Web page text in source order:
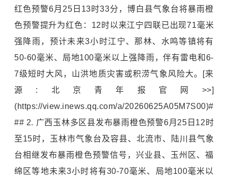
红色预警6月25日13时33分，博白县气象台将暴雨橙
色预警提升为红色：12时以来江宁四联已出现71毫米
强降雨，预计未来3小时江宁、那林、水鸣等镇将有
50-60毫米、局地100毫米以上强降雨，伴有雷电和6-
7级短时大风，山洪地质灾害或积涝气象风险大。[来
源:北京青年报官网>>]
(https://view.inews.qq.com/a/20260625A05M7S00)#
## 2. 广西玉林多区县发布暴雨橙色预警6月25日12时
至15时，玉林市气象台及容县、北流市、陆川县气象
台相继发布暴雨橙色预警信号，兴业县、玉州区、福
绵区等地未来3小时将有30-70毫米、局地100毫米以